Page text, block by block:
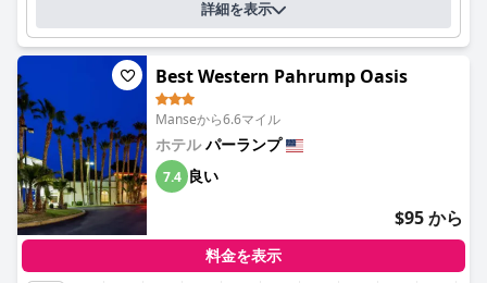
詳細を表示
Best Western Pahrump Oasis
Manseから6.6マイル
ホテルパーランプ
7.4 良い
$95 から
料金を表示